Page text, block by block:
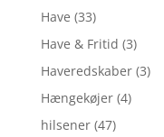
Have (33)
Have & Fritid (3)
Haveredskaber (3)
Hængekøjer (4)
hilsener (47)